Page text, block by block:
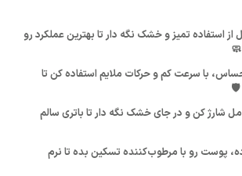
استفاده تمیز و خشک نگه دار تا بهترین عملکرد رو
با سرعت کم و حرکات ملایم استفاده کن تا
🛡️
شارژ کن و در جای خشک نگه دار تا باتری سالم
پوست رو با مرطوب‌کننده تسکین بده تا نرم